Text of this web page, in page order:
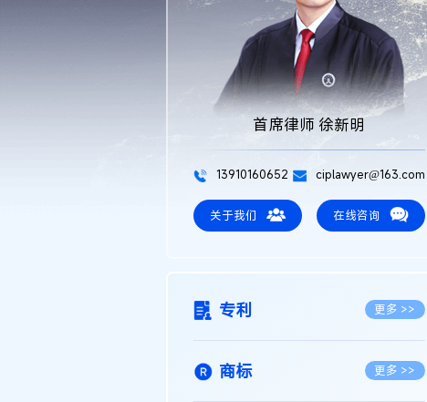
首席律师 徐新明
13910160652 ciplawyer@163.com
关于我们 在线咨询
专利 更多 >>
商标 更多 >>